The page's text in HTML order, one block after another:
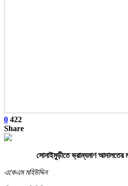
0 422
Share
সোনাইমুড়ীতে ভ্রাম্যমাণ আদালতের
একেএম মহিউদ্দিন